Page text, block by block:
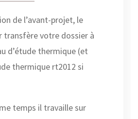
de l’avant-projet, le
transfère votre dossier à
d’étude thermique (et
thermique rt2012 si
temps il travaille sur